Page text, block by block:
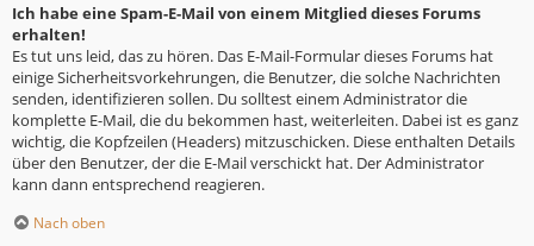
Ich habe eine Spam-E-Mail von einem Mitglied dieses Forums
erhalten!
Es tut uns leid, das zu hören. Das E-Mail-Formular dieses Forums hat
einige Sicherheitsvorkehrungen, die Benutzer, die solche Nachrichten
senden, identifizieren sollen. Du solltest einem Administrator die
komplette E-Mail, die du bekommen hast, weiterleiten. Dabei ist es ganz
wichtig, die Kopfzeilen (Headers) mitzuschicken. Diese enthalten Details
über den Benutzer, der die E-Mail verschickt hat. Der Administrator
kann dann entsprechend reagieren.
Nach oben